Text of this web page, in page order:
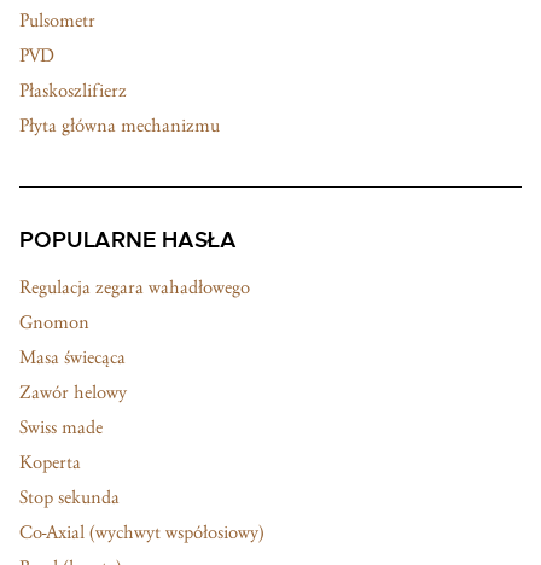
Pulsometr
PVD
Płaskoszlifierz
Płyta główna mechanizmu
POPULARNE HASŁA
Regulacja zegara wahadłowego
Gnomon
Masa świecąca
Zawór helowy
Swiss made
Koperta
Stop sekunda
Co-Axial (wychwyt współosiowy)